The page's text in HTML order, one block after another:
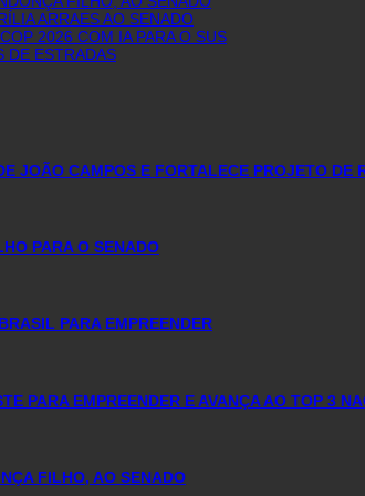
ARRAES AO SENADO
2026 COM IA PARA O SUS
DE ESTRADAS
JOÃO CAMPOS E FORTALECE PROJETO DE
PARA O SENADO
PARA EMPREENDER
PARA EMPREENDER E AVANÇA AO TOP 3
FILHO, AO SENADO